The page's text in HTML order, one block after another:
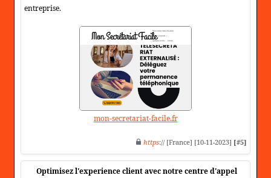
entreprise.
mon-secretariat-facile.fr
https:// [France] [10-11-2023] [#5]
Optimisez l'experience client avec notre centre d'appel